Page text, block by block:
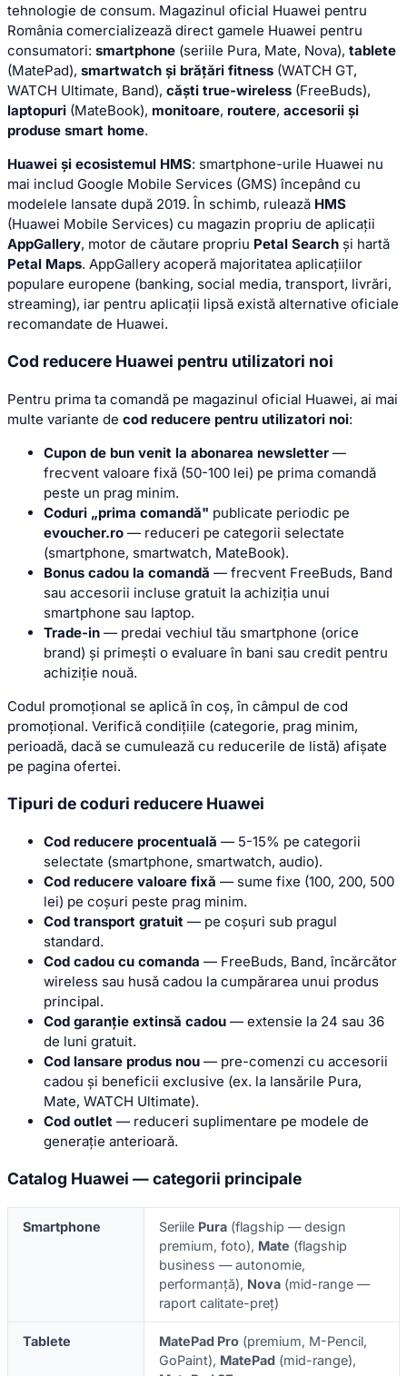
tehnologie de consum. Magazinul oficial Huawei pentru
România comercializează direct gamele Huawei pentru
consumatori: smartphone (seriile Pura, Mate, Nova), tablete
(MatePad), smartwatch și brățări fitness (WATCH GT,
WATCH Ultimate, Band), căști true-wireless (FreeBuds),
laptopuri (MateBook), monitoare, routere, accesorii și
produse smart home.
Huawei și ecosistemul HMS: smartphone-urile Huawei nu
mai includ Google Mobile Services (GMS) începând cu
modelele lansate după 2019. În schimb, rulează HMS
(Huawei Mobile Services) cu magazin propriu de aplicații
AppGallery, motor de căutare propriu Petal Search și hartă
Petal Maps. AppGallery acoperă majoritatea aplicațiilor
populare europene (banking, social media, transport, livrări,
streaming), iar pentru aplicații lipsă există alternative oficiale
recomandate de Huawei.
Cod reducere Huawei pentru utilizatori noi
Pentru prima ta comandă pe magazinul oficial Huawei, ai mai
multe variante de cod reducere pentru utilizatori noi:
Cupon de bun venit la abonarea newsletter —
frecvent valoare fixă (50-100 lei) pe prima comandă
peste un prag minim.
Coduri „prima comandă" publicate periodic pe
evoucher.ro — reduceri pe categorii selectate
(smartphone, smartwatch, MateBook).
Bonus cadou la comandă — frecvent FreeBuds, Band
sau accesorii incluse gratuit la achiziția unui
smartphone sau laptop.
Trade-in — predai vechiul tău smartphone (orice
brand) și primești o evaluare în bani sau credit pentru
achiziție nouă.
Codul promoțional se aplică în coș, în câmpul de cod
promoțional. Verifică condițiile (categorie, prag minim,
perioadă, dacă se cumulează cu reducerile de listă) afișate
pe pagina ofertei.
Tipuri de coduri reducere Huawei
Cod reducere procentuală — 5-15% pe categorii
selectate (smartphone, smartwatch, audio).
Cod reducere valoare fixă — sume fixe (100, 200, 500
lei) pe coșuri peste prag minim.
Cod transport gratuit — pe coșuri sub pragul
standard.
Cod cadou cu comanda — FreeBuds, Band, încărcător
wireless sau husă cadou la cumpărarea unui produs
principal.
Cod garanție extinsă cadou — extensie la 24 sau 36
de luni gratuit.
Cod lansare produs nou — pre-comenzi cu accesorii
cadou și beneficii exclusive (ex. la lansările Pura,
Mate, WATCH Ultimate).
Cod outlet — reduceri suplimentare pe modele de
generație anterioară.
Catalog Huawei — categorii principale
Smartphone Seriile Pura (flagship — design
premium, foto), Mate (flagship
business — autonomie,
performanță), Nova (mid-range —
raport calitate-preț)
Tablete MatePad Pro (premium, M-Pencil,
GoPaint), MatePad (mid-range),